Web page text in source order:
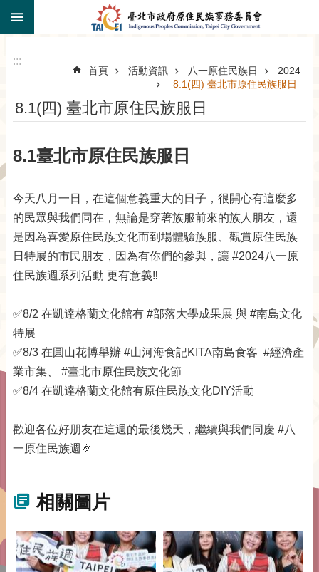
跳到主要內容區塊
:::
首頁 活動資訊 八一原住民族日
2024
8.1(四) 臺北市原住民族服日
8.1(四) 臺北市原住民族服日
8.1臺北市原住民族服日
今天八月一日，在這個意義重大的日子，很開心有這麼多
的民眾與我們同在，無論是穿著族服前來的族人朋友，還
是因為喜愛原住民族文化而到場體驗族服、觀賞原住民族
日特展的市民朋友，因為有你們的參與，讓 #2024八一原
住民族週系列活動 更有意義‼️
✅8/2 在凱達格蘭文化館有 #部落大學成果展 與 #南島文化
特展
✅8/3 在圓山花博舉辦 #山河海食記KITA南島食客 #經濟產
業市集、 #臺北市原住民族文化節
✅8/4 在凱達格蘭文化館有原住民族文化DIY活動
歡迎各位好朋友在這週的最後幾天，繼續與我們同慶 #八
一原住民族週🎉
相關圖片